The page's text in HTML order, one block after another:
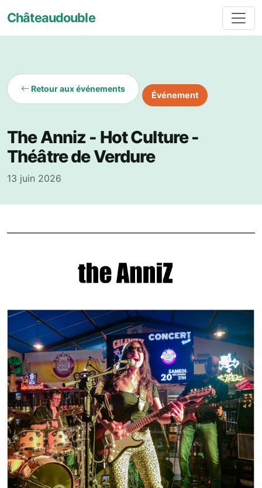
Châteaudouble
Retour aux événements
Événement
The Anniz - Hot Culture -
Théâtre de Verdure
13 juin 2026